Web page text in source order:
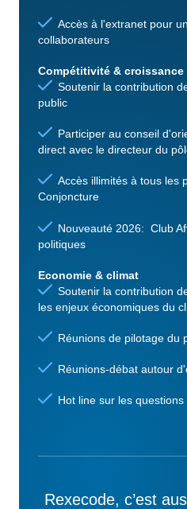
Accès à l'extranet pour
collaborateurs
Compétitivité & croissance
Soutenir la contribution
public
Participer au conseil
direct avec le directeur du
Accès illimités à tous les
Conjoncture
Nouveauté 2026: Club
politiques
Economie & climat
Soutenir la contribution
les enjeux économiques du
Réunions de pilotage du
Réunions-débat autour
Hot line sur les
Rexecode, c’est